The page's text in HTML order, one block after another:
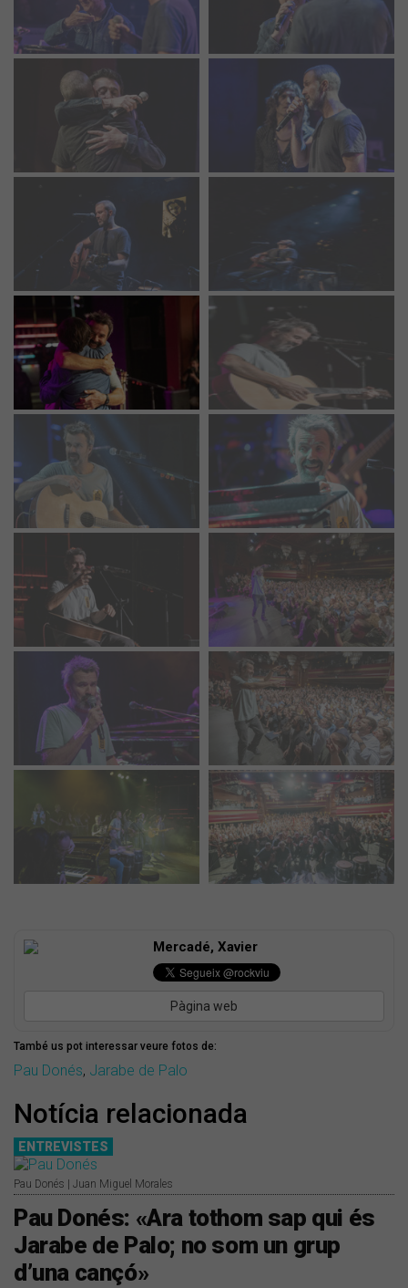
Mercadé, Xavier
Pàgina web
També us pot interessar veure fotos de:
Pau Donés, Jarabe de Palo
Notícia relacionada
ENTREVISTES
Pau Donés | Juan Miguel Morales
Pau Donés: «Ara tothom sap qui és
Jarabe de Palo; no som un grup
d’una cançó»